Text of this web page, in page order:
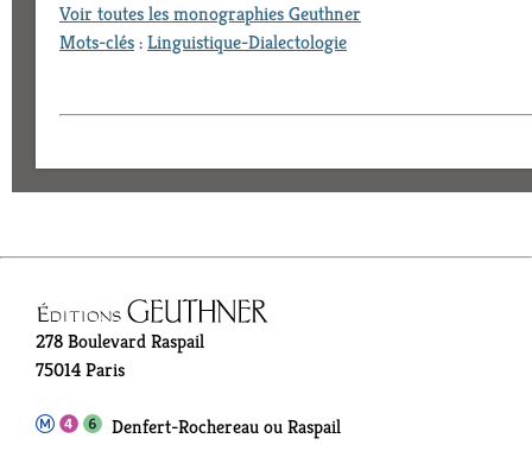
Voir toutes les monographies Geuthner
Mots-clés:Linguistique-Dialectologie
278 Boulevard Raspail
75014 Paris
Denfert-Rochereau ou Raspail